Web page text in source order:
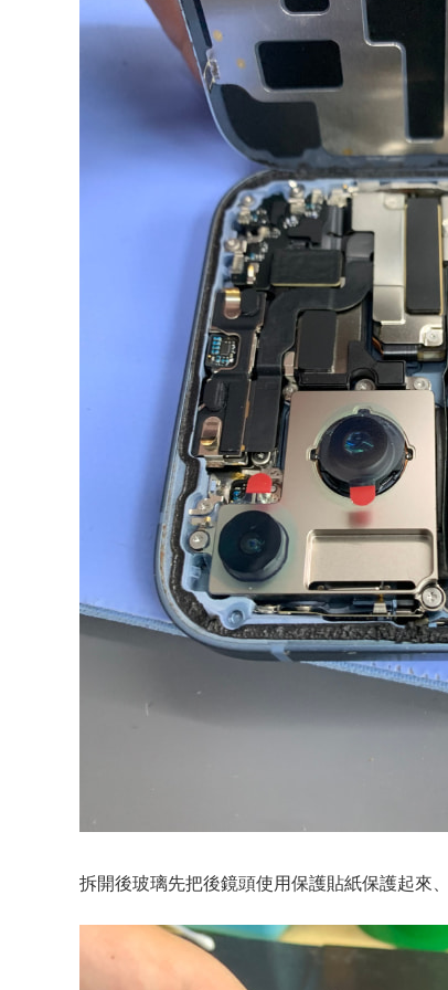
拆開後玻璃先把後鏡頭使用保護貼紙保護起來